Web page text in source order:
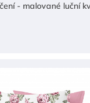
- malované luční